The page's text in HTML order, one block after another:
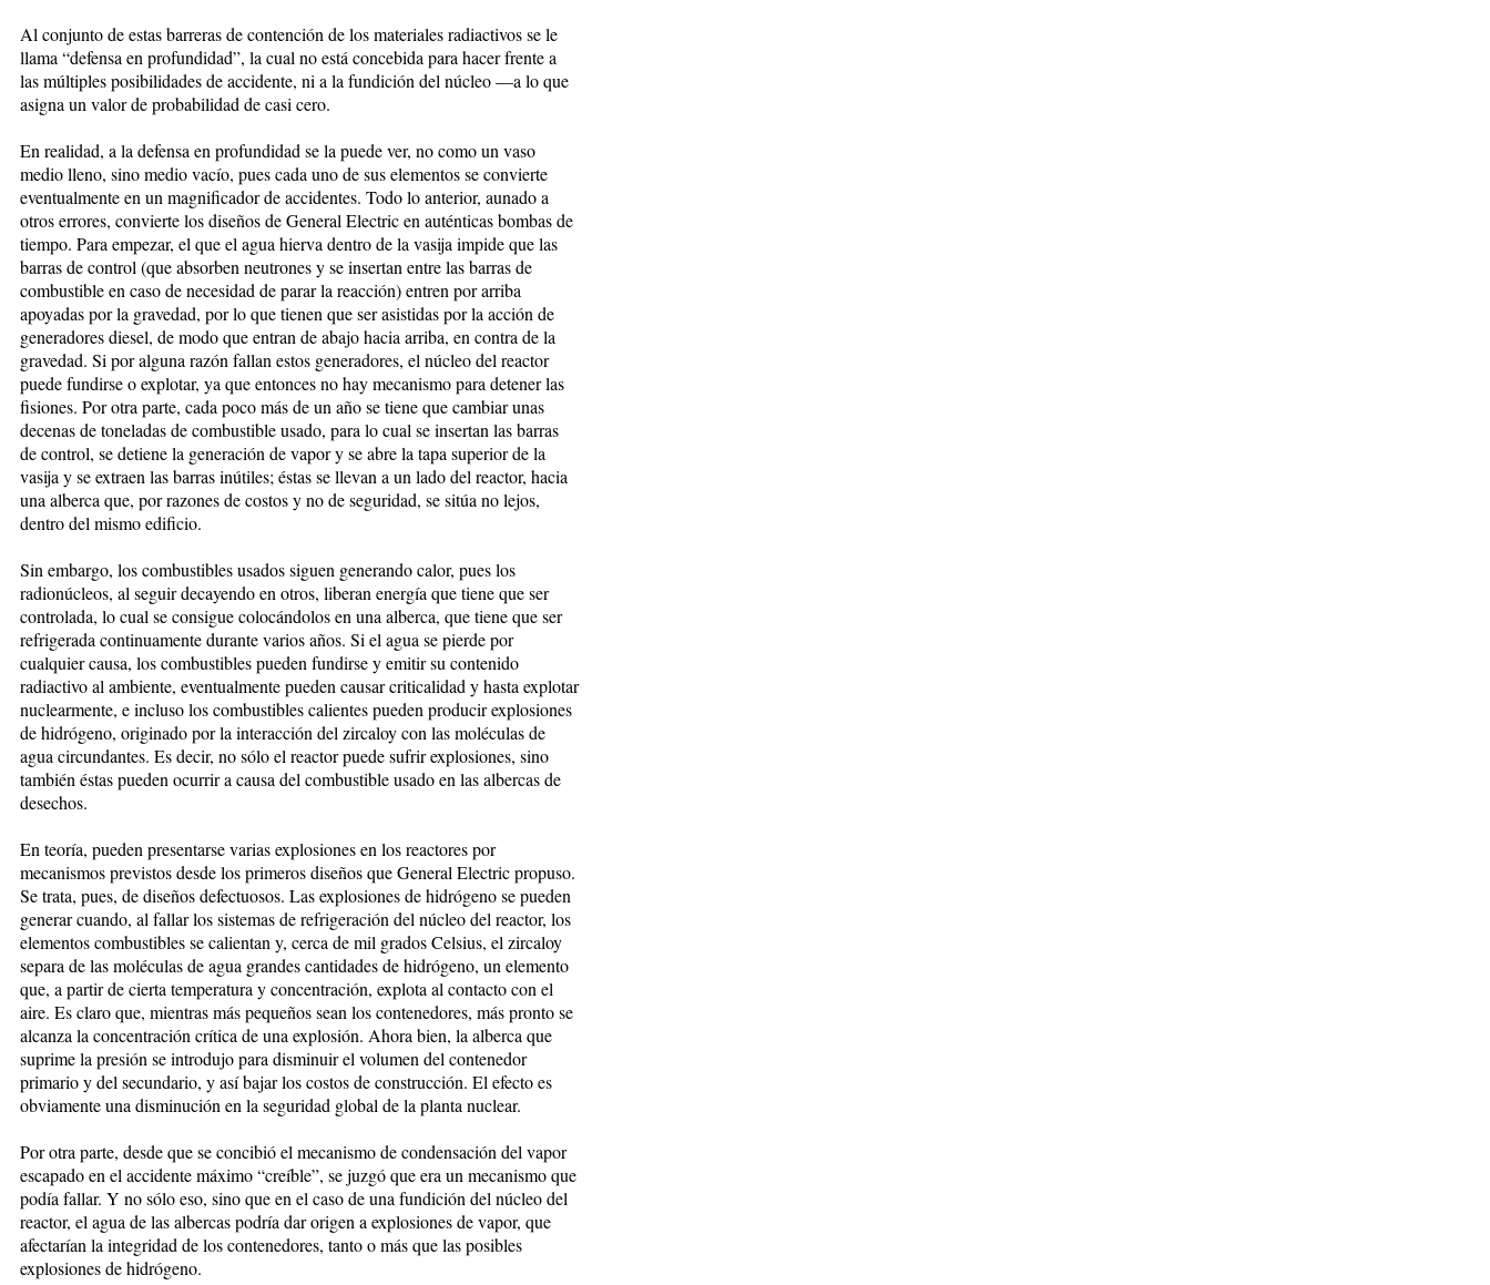
Al conjunto de estas barreras de contención de los materiales radiactivos se le
llama “defensa en profundidad”, la cual no está concebida para hacer frente a
las múltiples posibilidades de accidente, ni a la fundición del núcleo —a lo que
asigna un valor de probabilidad de casi cero.
En realidad, a la defensa en profundidad se la puede ver, no como un vaso
medio lleno, sino medio vacío, pues cada uno de sus elementos se convierte
eventualmente en un magnificador de accidentes. Todo lo anterior, aunado a
otros errores, convierte los diseños de General Electric en auténticas bombas de
tiempo. Para empezar, el que el agua hierva dentro de la vasija impide que las
barras de control (que absorben neutrones y se insertan entre las barras de
combustible en caso de necesidad de parar la reacción) entren por arriba
apoyadas por la gravedad, por lo que tienen que ser asistidas por la acción de
generadores diesel, de modo que entran de abajo hacia arriba, en contra de la
gravedad. Si por alguna razón fallan estos generadores, el núcleo del reactor
puede fundirse o explotar, ya que entonces no hay mecanismo para detener las
fisiones. Por otra parte, cada poco más de un año se tiene que cambiar unas
decenas de toneladas de combustible usado, para lo cual se insertan las barras
de control, se detiene la generación de vapor y se abre la tapa superior de la
vasija y se extraen las barras inútiles; éstas se llevan a un lado del reactor, hacia
una alberca que, por razones de costos y no de seguridad, se sitúa no lejos,
dentro del mismo edificio.
Sin embargo, los combustibles usados siguen generando calor, pues los
radionúcleos, al seguir decayendo en otros, liberan energía que tiene que ser
controlada, lo cual se consigue colocándolos en una alberca, que tiene que ser
refrigerada continuamente durante varios años. Si el agua se pierde por
cualquier causa, los combustibles pueden fundirse y emitir su contenido
radiactivo al ambiente, eventualmente pueden causar criticalidad y hasta explotar
nuclearmente, e incluso los combustibles calientes pueden producir explosiones
de hidrógeno, originado por la interacción del zircaloy con las moléculas de
agua circundantes. Es decir, no sólo el reactor puede sufrir explosiones, sino
también éstas pueden ocurrir a causa del combustible usado en las albercas de
desechos.
En teoría, pueden presentarse varias explosiones en los reactores por
mecanismos previstos desde los primeros diseños que General Electric propuso.
Se trata, pues, de diseños defectuosos. Las explosiones de hidrógeno se pueden
generar cuando, al fallar los sistemas de refrigeración del núcleo del reactor, los
elementos combustibles se calientan y, cerca de mil grados Celsius, el zircaloy
separa de las moléculas de agua grandes cantidades de hidrógeno, un elemento
que, a partir de cierta temperatura y concentración, explota al contacto con el
aire. Es claro que, mientras más pequeños sean los contenedores, más pronto se
alcanza la concentración crítica de una explosión. Ahora bien, la alberca que
suprime la presión se introdujo para disminuir el volumen del contenedor
primario y del secundario, y así bajar los costos de construcción. El efecto es
obviamente una disminución en la seguridad global de la planta nuclear.
Por otra parte, desde que se concibió el mecanismo de condensación del vapor
escapado en el accidente máximo “creíble”, se juzgó que era un mecanismo que
podía fallar. Y no sólo eso, sino que en el caso de una fundición del núcleo del
reactor, el agua de las albercas podría dar origen a explosiones de vapor, que
afectarían la integridad de los contenedores, tanto o más que las posibles
explosiones de hidrógeno.